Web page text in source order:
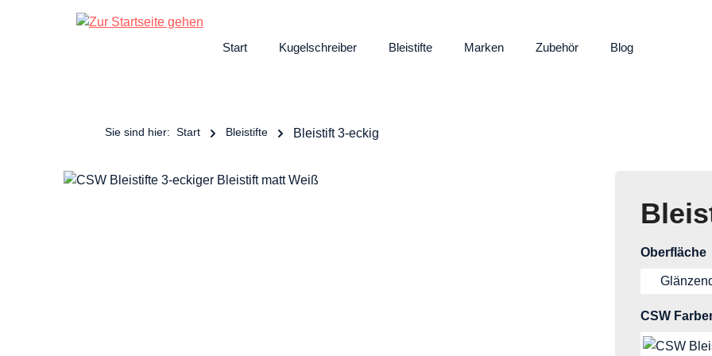
Zur Hauptnavigation springen
Start Kugelschreiber Bleistifte Marken Zubehör Blog
Sie sind hier: Start Bleistifte Bleistift 3-eckig
Bildergalerie überspringen
Oberfläche
CSW